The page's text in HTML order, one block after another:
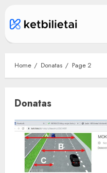
content
Home Donatas Page 2
Donatas